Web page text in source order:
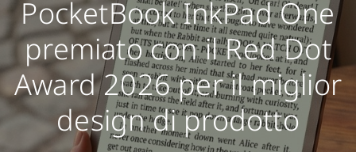
PocketBook InkPad One
premiato con il Red Dot
Award 2026 per il miglior
design di prodotto